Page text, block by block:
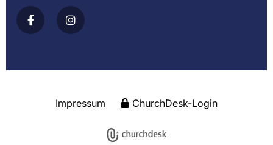
Impressum ChurchDesk-Login